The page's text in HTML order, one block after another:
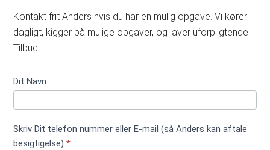
Kontakt frit Anders hvis du har en mulig opgave. Vi kører
dagligt, kigger på mulige opgaver, og laver uforpligtende
Tilbud.
Kontakt
kort ikke
træfældning
Dit Navn
Skriv Dit telefon nummer eller E-mail (så Anders kan aftale
besigtigelse)*